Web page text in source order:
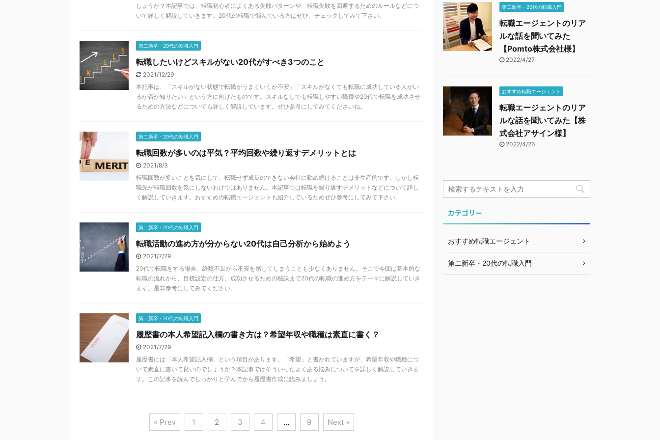
しょうか？本記事では、転職初心者によくある失敗パターンや、転職失敗を回避するためのルールなどにつ
いて詳しく解説していきます。20代の転職で悩んでいる方はぜひ、チェックしてみて下さい。
第二新卒・20代の転職入門
転職したいけどスキルがない20代がすべき3つのこと
2021/12/29
本記事は、「スキルがない状態で転職がうまくいくか不安」「スキルがなくても転職に成功している人がい
るか否か知りたい」という方に向けたものです。スキルなしでも転職しやすい職種や20代で転職を成功させ
るための方法などについても詳しく解説しています。ぜひ参考にしてみてくださいね。
第二新卒・20代の転職入門
転職回数が多いのは平気？平均回数や繰り返すデメリットとは
2021/8/3
転職回数が多いことを気にして、転職せず成長のできない会社に勤め続けることは非生産的です。しかし転
職先が転職回数を気にしないわけではありません。本記事では転職を繰り返すデメリットなどについて詳し
く解説していきます。おすすめの転職エージェントも紹介しているためぜひ参考にしてみて下さい。
第二新卒・20代の転職入門
転職活動の進め方が分からない20代は自己分析から始めよう
2021/7/29
20代で転職をする場合、経験不足から不安を感じてしまうことも少なくありません。そこで今回は基本的な
転職の流れから、目標設定の仕方、成功させるための秘訣まで20代の転職の進め方をテーマに解説していき
ます。是非参考にしてみてください。
第二新卒・20代の転職入門
履歴書の本人希望記入欄の書き方は？希望年収や職種は素直に書く？
2021/7/29
履歴書には「本人希望記入欄」という項目があります。「希望」と書かれていますが、希望年収や職種につ
いて素直に書いて良いのでしょうか？本記事ではそういったよくある悩みについてを詳しく解説していきま
す。この記事を読んでしっかりと学んでから履歴書作成に臨みましょう。
« Prev 1 2 3 4 … 9 Next »
第二新卒・20代の転職入門
転職エージェントのリア
ルな話を聞いてみた
【Pomto株式会社様】
2022/4/27
おすすめ転職エージェント
転職エージェントのリア
ルな話を聞いてみた【株
式会社アサイン様】
2022/4/26
カテゴリー
おすすめ転職エージェント
第二新卒・20代の転職入門